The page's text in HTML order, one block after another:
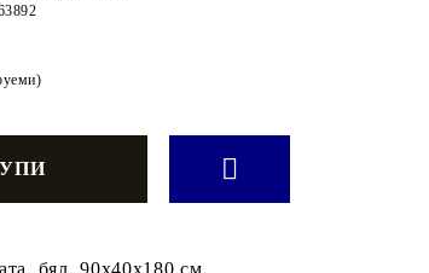
бял, 90x40x180 см,